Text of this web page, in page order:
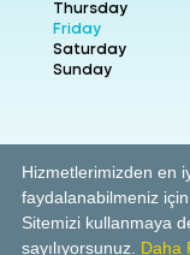
Thursday
Friday
Saturday
Sunday
Terms -GDPR
Hizmetlerimizden en
faydalanabilmeniz
Sitemizi kullanmaya
sayılıyorsunuz. Daha